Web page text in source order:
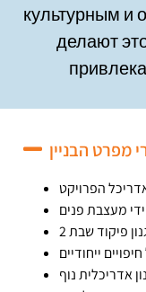
культурным и
делают
מפרט הבניין
הפרויקט
מעצבת פנים
פיקוד שבת
ייחודיים
אדריכלית נוף